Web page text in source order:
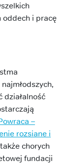
oddech i pracę
działalność
–
rozsiane i
chorych
fundacji